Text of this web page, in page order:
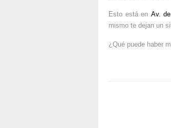
Esto está en Av.
mismo te dejan un
¿Qué puede haber